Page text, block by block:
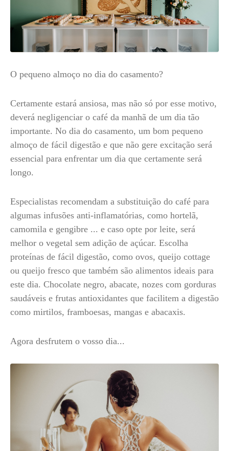
O pequeno almoço no dia do casamento?
Certamente estará ansiosa, mas não só por esse motivo,
deverá negligenciar o café da manhã de um dia tão
importante. No dia do casamento, um bom pequeno
almoço de fácil digestão e que não gere excitação será
essencial para enfrentar um dia que certamente será
longo.
Especialistas recomendam a substituição do café para
algumas infusões anti-inflamatórias, como hortelã,
camomila e gengibre ... e caso opte por leite, será
melhor o vegetal sem adição de açúcar. Escolha
proteínas de fácil digestão, como ovos, queijo cottage
ou queijo fresco que também são alimentos ideais para
este dia. Chocolate negro, abacate, nozes com gorduras
saudáveis e frutas antioxidantes que facilitem a digestão
como mirtilos, framboesas, mangas e abacaxis.
Agora desfrutem o vosso dia...